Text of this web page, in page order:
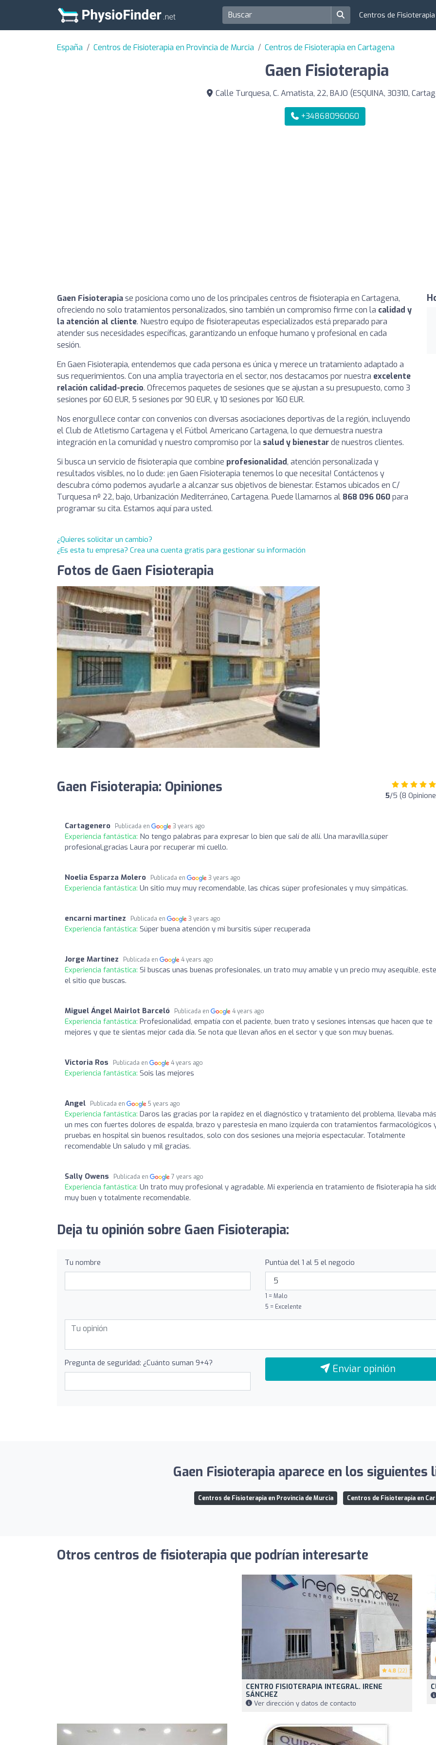
Centros de
España Centros de Fisioterapia en Provincia de Murcia Centros de Fisioterapia en Cartagena
Gaen Fisioterapia
Calle Turquesa, C. Amatista, 22, BAJO (ESQUINA, 30310,
+34868096060
Gaen Fisioterapiase posiciona como uno de los principales centros de fisioterapia en Cartagena,
ofreciendo no solo tratamientos personalizados, sino también un compromiso firme con la calidad y
la atención al cliente. Nuestro equipo de fisioterapeutas especializados está preparado para
atender sus necesidades específicas, garantizando un enfoque humano y profesional en cada
sesión.
En Gaen Fisioterapia, entendemos que cada persona es única y merece un tratamiento adaptado a
sus requerimientos. Con una amplia trayectoria en el sector, nos destacamos por nuestra excelente
relación calidad-precio. Ofrecemos paquetes de sesiones que se ajustan a su presupuesto, como 3
sesiones por 60 EUR, 5 sesiones por 90 EUR, y 10 sesiones por 160 EUR.
Nos enorgullece contar con convenios con diversas asociaciones deportivas de la región, incluyendo
el Club de Atletismo Cartagena y el Fútbol Americano Cartagena, lo que demuestra nuestra
integración en la comunidad y nuestro compromiso por la salud y bienestarde nuestros clientes.
Si busca un servicio de fisioterapia que combine profesionalidad, atención personalizada y
resultados visibles, no lo dude: ¡en Gaen Fisioterapia tenemos lo que necesita! Contáctenos y
descubra cómo podemos ayudarle a alcanzar sus objetivos de bienestar. Estamos ubicados en C/
Turquesa nº 22, bajo, Urbanización Mediterráneo, Cartagena. Puede llamarnos al 868 096 060para
programar su cita. Estamos aquí para usted.
¿Quieres solicitar un cambio?
¿Es esta tu empresa? Crea una cuenta gratis para gestionar su información
Fotos de Gaen Fisioterapia
Gaen Fisioterapia: Opiniones 5/5 (8
Cartagenero Publicada en 3 years ago
Experiencia fantástica: No tengo palabras para expresar lo bien que salí de allí. Una maravilla,súper
profesional,gracias Laura por recuperar mi cuello.
Noelia Esparza Molero Publicada en 3 years ago
Experiencia fantástica: Un sitio muy muy recomendable, las chicas súper profesionales y muy simpáticas.
encarni martinez Publicada en 3 years ago
Experiencia fantástica: Súper buena atención y mi bursitis súper recuperada
Jorge Martínez Publicada en 4 years ago
Experiencia fantástica: Si buscas unas buenas profesionales, un trato muy amable y un precio muy asequible,
el sitio que buscas.
Miguel Ángel Mairlot Barceló Publicada en 4 years ago
Experiencia fantástica: Profesionalidad, empatía con el paciente, buen trato y sesiones intensas que hacen que te
mejores y que te sientas mejor cada día. Se nota que llevan años en el sector y que son muy buenas.
Victoria Ros Publicada en 4 years ago
Experiencia fantástica: Sois las mejores
Angel Publicada en 5 years ago
Experiencia fantástica: Daros las gracias por la rapidez en el diagnóstico y tratamiento del problema, llevaba
un mes con fuertes dolores de espalda, brazo y parestesia en mano izquierda con tratamientos farmacológicos
pruebas en hospital sin buenos resultados, solo con dos sesiones una mejoría espectacular. Totalmente
recomendable Un saludo y mil gracias.
Sally Owens Publicada en 7 years ago
Experiencia fantástica: Un trato muy profesional y agradable. Mi experiencia en tratamiento de fisioterapia ha
muy buen y totalmente recomendable.
Deja tu opinión sobre Gaen Fisioterapia:
Tu nombre Puntúa del 1 al 5 el negocio
1 = Malo
5 = Excelente
Pregunta de seguridad: ¿Cuánto suman 9+4? Enviar opinión
Gaen Fisioterapia aparece en los siguientes
Centros de Fisioterapia en Provincia de Murcia Centros de Fisioterapia en
Otros centros de fisioterapia que podrían interesarte
4.8 (22)
CENTRO FISIOTERAPIA INTEGRAL. IRENE
SÁNCHEZ
Ver dirección y datos de contacto